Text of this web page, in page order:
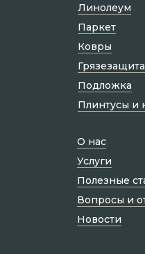
О нас
Услуги
Полезные
Вопросы и
Новости
Линолеум
Паркет
Ковры
Грязезащита
Подложка
Плинтусы и